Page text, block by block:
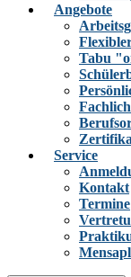
Angebote
Tabu
Service
Kontakt
Termine